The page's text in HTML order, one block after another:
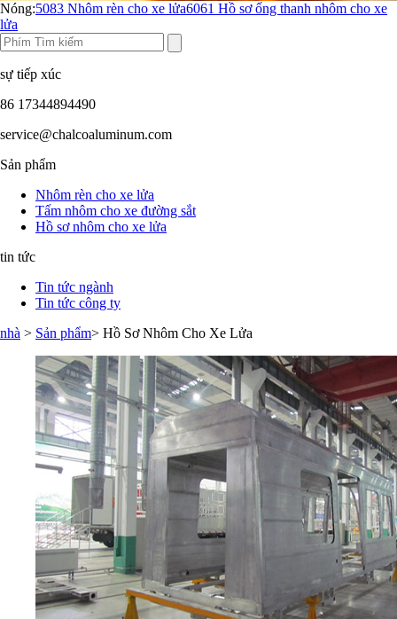
Nóng:5083 Nhôm rèn cho xe lửa6061 Hồ sơ ống thanh nhôm cho xe
lửa
sự tiếp xúc
86 17344894490
service@chalcoaluminum.com
Sản phẩm
Nhôm rèn cho xe lửa
Tấm nhôm cho xe đường sắt
Hồ sơ nhôm cho xe lửa
tin tức
Tin tức ngành
Tin tức công ty
nhà > Sản phẩm> Hồ Sơ Nhôm Cho Xe Lửa